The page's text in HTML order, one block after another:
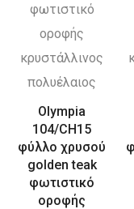
Olympia
104/CH15
φύλλο χρυσού
golden teak
φωτιστικό
οροφής